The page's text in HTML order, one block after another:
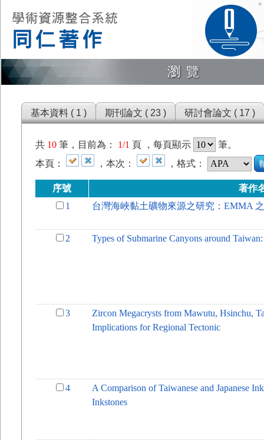
瀏覽
基本資料 ( 1 ) 期刊論文 ( 23 ) 研討會論文 ( 17 )
共 10筆，目前為： 1/1 頁 ，每頁顯示
筆。
本頁：
，本次： ，格式：
序號
著作
1
台灣海峽黏土礦物來源之研究：EMMA
2 Types of Submarine Canyons around
3
Zircon Megacrysts from Mawutu, Hsinchu,
Implications for Regional Tectonic
4
A Comparison of Taiwanese and Japanese
Inkstones